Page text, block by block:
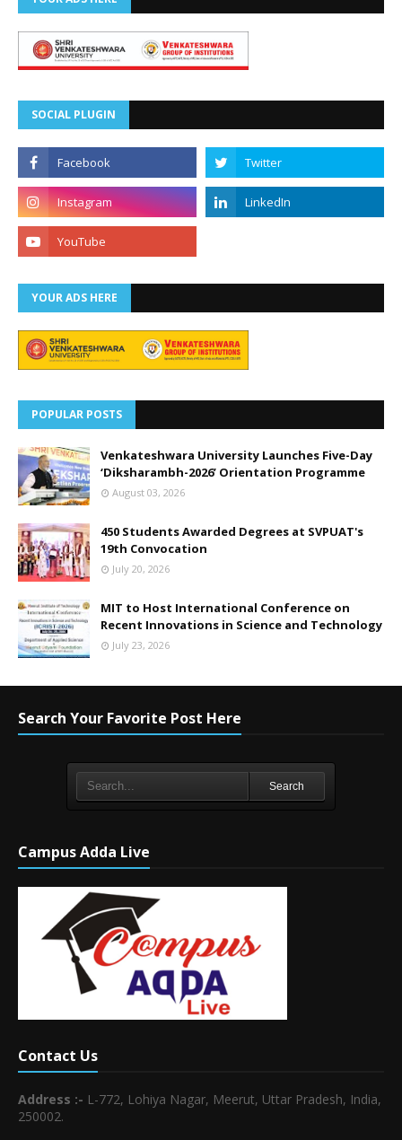
SOCIAL PLUGIN
YOUR ADS HERE
POPULAR POSTS
Venkateshwara University Launches Five-Day
‘Diksharambh-2026’ Orientation Programme
August 03, 2026
450 Students Awarded Degrees at SVPUAT's
19th Convocation
July 20, 2026
MIT to Host International Conference on
Recent Innovations in Science and Technology
July 23, 2026
Search Your Favorite Post Here
Search
Campus Adda Live
Contact Us
Address :- L-772, Lohiya Nagar, Meerut, Uttar Pradesh, India,
250002.